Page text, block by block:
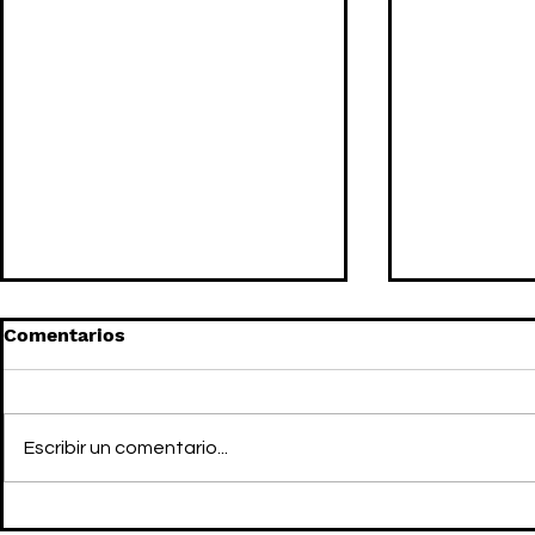
Comentarios
Escribir un comentario...